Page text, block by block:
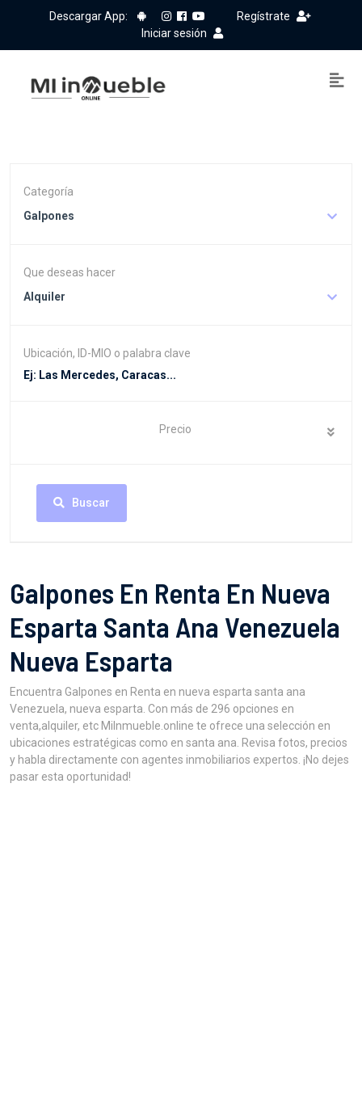
Descargar App:
Regístrate
Iniciar sesión
Categoría
Galpones
Que deseas hacer
Alquiler
Ubicación, ID-MIO o palabra clave
Precio
Buscar
Galpones En Renta En Nueva
Esparta Santa Ana Venezuela
Nueva Esparta
Encuentra Galpones en Renta en nueva esparta santa ana
Venezuela, nueva esparta. Con más de 296 opciones en
venta,alquiler, etc MiInmueble.online te ofrece una selección en
ubicaciones estratégicas como en santa ana. Revisa fotos, precios
y habla directamente con agentes inmobiliarios expertos. ¡No dejes
pasar esta oportunidad!